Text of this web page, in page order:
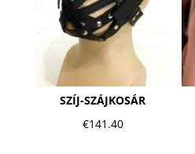
SZÍJ-SZÁJKOSÁR
€141.40